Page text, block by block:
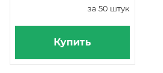
за 50 штук
Купить